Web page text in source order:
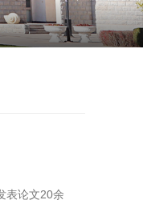
表论文20余